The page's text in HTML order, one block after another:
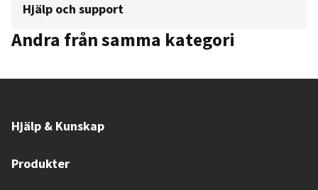
Hjälp och support
Andra från samma kategori
Hjälp & Kunskap
Produkter